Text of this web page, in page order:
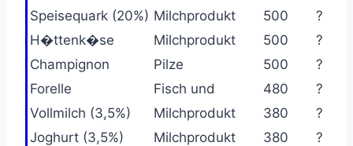
Speisequark (20%) Milchprodukt 500
?
H�ttenk�se
Milchprodukt 500
?
Champignon
Pilze 500
?
Forelle
Fisch und 480
?
Vollmilch (3,5%)
Milchprodukt 380
?
Joghurt (3,5%)
Milchprodukt 380
?